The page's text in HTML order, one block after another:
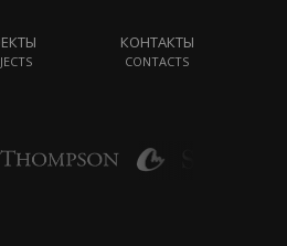
КОНТАКТЫ
CONTACTS